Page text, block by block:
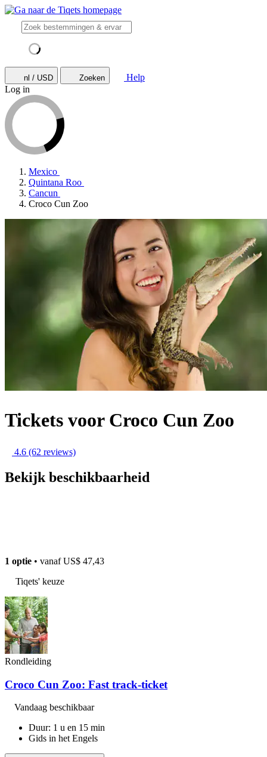
nl / USD Zoeken
Help
Log in
Mexico
Quintana Roo
Cancun
Croco Cun Zoo
Tickets voor Croco Cun Zoo
4.6 (62 reviews)
Bekijk beschikbaarheid
1 optie • vanafUS$ 47,43
Tiqets' keuze
Rondleiding
Croco Cun Zoo: Fast track-ticket
Vandaag beschikbaar
Duur: 1 u en 15 min
Gids in het Engels